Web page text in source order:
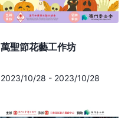
萬聖節花藝工作坊
2023/10/28 - 2023/10/28